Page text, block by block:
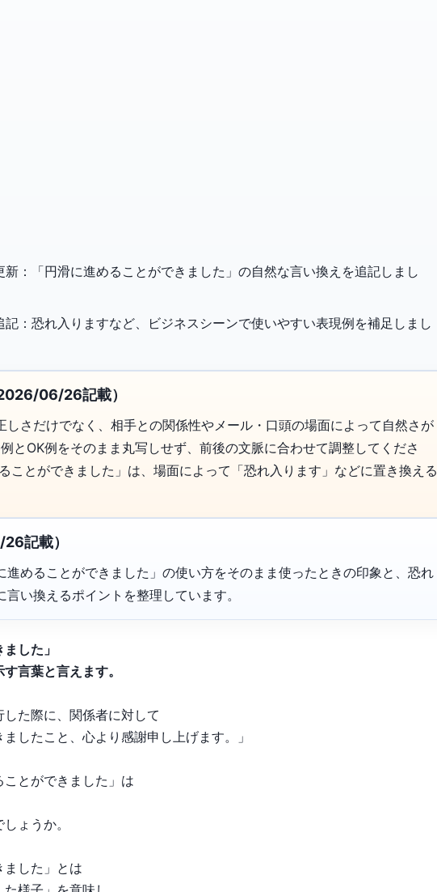
：「円滑に進めることができました」の自然な言い換えを追記しまし
：恐れ入りますなど、ビジネスシーンで使いやすい表現例を補足しまし
06/26記載）
しさだけでなく、相手との関係性やメール・口頭の場面によって自然さが
とOK例をそのまま丸写しせず、前後の文脈に合わせて調整してくださ
ことができました」は、場面によって「恐れ入ります」などに置き換える
記載）
進めることができました」の使い方をそのまま使ったときの印象と、恐れ
い換えるポイントを整理しています。
した」
言葉と言えます。
た際に、関係者に対して
ましたこと、心より感謝申し上げます。」
とができました」は
ょうか。
ました」とは